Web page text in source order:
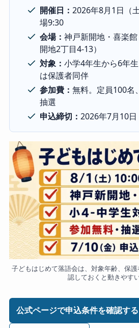
開催日：2026年8月1日（
場9:30
会場：神戸新開地・喜楽
開地2丁目4-13）
対象：小学4年生から6年
は保護者同伴
参加費：無料。定員100名
抽選
申込締切：2026年7月10
子どもはじめて落語会は、対象年齢、保
認しておくと動きやすい
公式ページで申込条件を確認する